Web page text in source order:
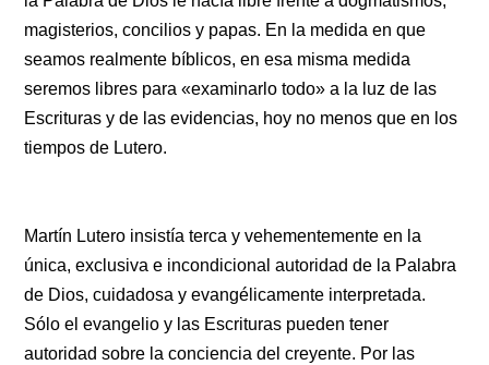
magisterios, concilios y papas. En la medida en que
seamos realmente bíblicos, en esa misma medida
seremos libres para «examinarlo todo» a la luz de las
Escrituras y de las evidencias, hoy no menos que en los
tiempos de Lutero.
Martín Lutero insistía terca y vehementemente en la
única, exclusiva e incondicional autoridad de la Palabra
de Dios, cuidadosa y evangélicamente interpretada.
Sólo el evangelio y las Escrituras pueden tener
autoridad sobre la conciencia del creyente. Por las